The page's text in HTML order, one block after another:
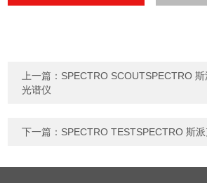
上一篇： SPECTRO SCOUTSPECTRO
光谱仪
下一篇： SPECTRO TESTSPECTRO 斯